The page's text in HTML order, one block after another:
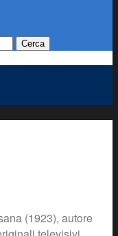
(1923), autore